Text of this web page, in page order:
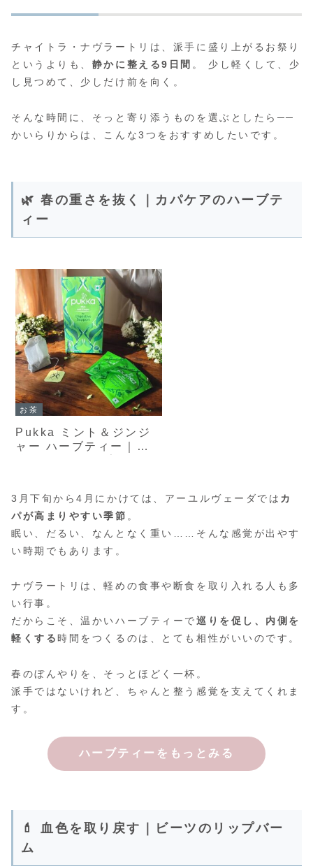
チャイトラ・ナヴラートリは、派手に盛り上がるお祭り
というよりも、 静かに整える9日間 。 少し軽くして、少
し見つめて、少しだけ前を向く。
そんな時間に、そっと寄り添うものを選ぶとしたら──
かいらりからは、こんな3つをおすすめしたいです。
🌿 春の重さを抜く｜カパケアのハーブテ
ィー
お茶
Pukka ミント＆ジンジ
ャー ハーブティー｜食
3月下旬から4月にかけては、アーユルヴェーダでは カ
パが高まりやすい季節 。
眠い、だるい、なんとなく重い……そんな感覚が出やす
い時期でもあります。
ナヴラートリは、軽めの食事や断食を取り入れる人も多
い行事。
だからこそ、温かいハーブティーで巡りを促し、内側を
軽くする 時間をつくるのは、とても相性がいいのです。
春のぼんやりを、そっとほどく一杯。
派手ではないけれど、ちゃんと整う感覚を支えてくれま
す。
ハーブティーをもっとみる
💄 血色を取り戻す｜ビーツのリップバー
ム